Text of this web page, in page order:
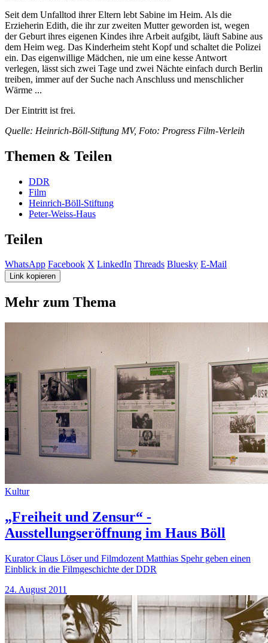
Seit dem Unfalltod ihrer Eltern lebt Sabine im Heim. Als die
Erzieherin Edith, die ihr zur zweiten Mutter geworden ist, wegen
der Geburt ihres eigenen Kindes ihre Arbeit aufgibt, läuft Sabine aus
dem Heim weg. Das Kinderheim steht Kopf und schaltet die Polizei
ein. Das eigenwillige Mädchen, nie um eine kesse Antwort
verlegen, lässt sich zwei Tage und zwei Nächte einfach durch Berlin
treiben, immer auf der Suche nach Anschluss und menschlicher
Wärme ...
Der Eintritt ist frei.
Quelle: Heinrich-Böll-Stiftung MV, Foto: Progress Film-Verleih
Themen & Teilen
DDR
Film
Heinrich-Böll-Stiftung
Peter-Weiss-Haus
Teilen
WhatsApp Facebook X LinkedIn Threads Bluesky E-Mail
Link kopieren
Mehr zum Thema
Kultur
„Freiheit und Zensur“ -
Ausstellungseröffnung im Haus Böll
Kurator Claus Löser und Filmdozent Matthias Spehr geben einen
Einblick in die Filmgeschichte der DDR
24. August 2011